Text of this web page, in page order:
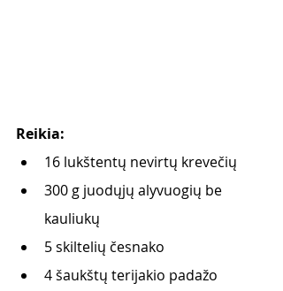
Reikia:
16 lukštentų nevirtų krevečių
300 g juodųjų alyvuogių be
kauliukų
5 skiltelių česnako
4 šaukštų terijakio padažo